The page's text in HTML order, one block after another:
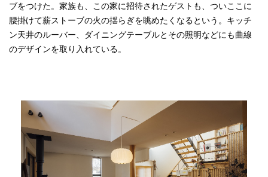
ブをつけた。家族も、この家に招待されたゲストも、ついここに
腰掛けて薪ストーブの火の揺らぎを眺めたくなるという。キッチ
ン天井のルーバー、ダイニングテーブルとその照明などにも曲線
のデザインを取り入れている。